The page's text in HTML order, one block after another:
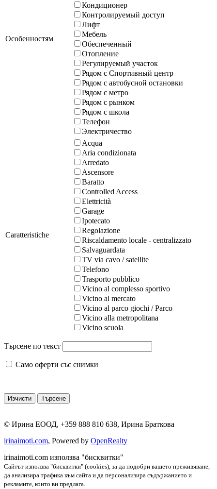
Особенностям
Кондиционер
Контролируемый доступ
Лифт
Мебель
Обеспеченный
Отопление
Регулируемый участок
Рядом с Спортивный центр
Рядом с автобусной остановки
Рядом с метро
Рядом с рынком
Рядом с школа
Телефон
Электричество
Caratteristiche
Acqua
Aria condizionata
Arredato
Ascensore
Baratto
Controlled Access
Elettricità
Garage
Ipotecato
Regolazione
Riscaldamento locale - centralizzato
Salvaguardata
TV via cavo / satellite
Telefono
Trasporto pubblico
Vicino al complesso sportivo
Vicino al mercato
Vicino al parco giochi / Parco
Vicino alla metropolitana
Vicino scuola
Търсене по текст
Само оферти със снимки
© Ирина ЕООД, +359 888 810 638, Ирина Браткова
irinaimoti.com, Powered by OpenRealty
irinaimoti.com използва "бисквитки"
Сайтът използва "бисквитки" (cookies), за да подобри вашето преживяване,
да анализира трафика към сайта и да персонализира съдържанието и
рекламите, които ви предлага.